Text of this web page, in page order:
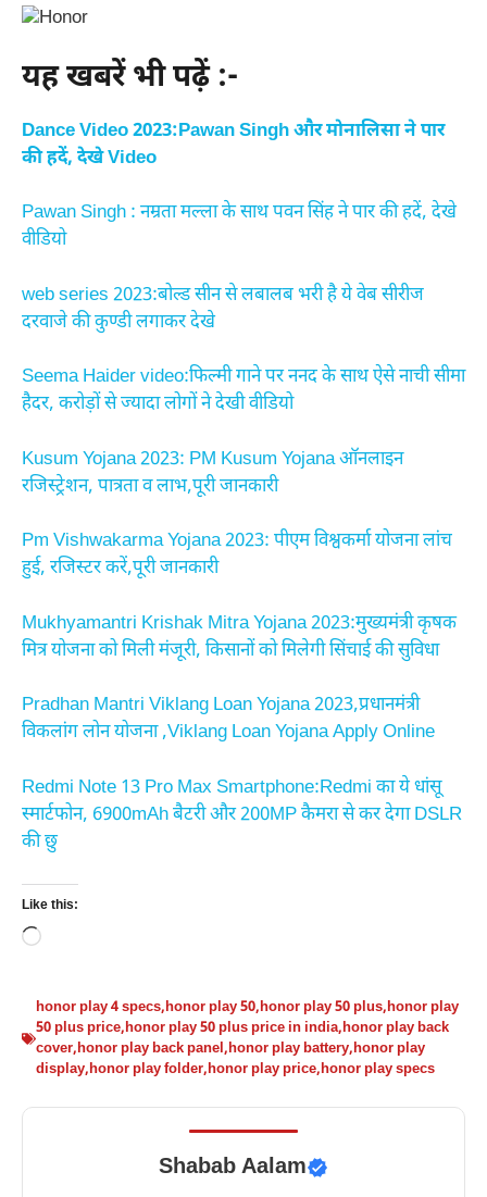
यह खबरें भी पढ़ें :-
Dance Video 2023:Pawan Singh और मोनालिसा ने पार
की हदें, देखे Video
Pawan Singh : नम्रता मल्ला के साथ पवन सिंह ने पार की हदें, देखे
वीडियो
web series 2023:बोल्ड सीन से लबालब भरी है ये वेब सीरीज
दरवाजे की कुण्डी लगाकर देखे
Seema Haider video:फिल्मी गाने पर ननद के साथ ऐसे नाची सीमा
हैदर, करोड़ों से ज्यादा लोगों ने देखी वीडियो
Kusum Yojana 2023: PM Kusum Yojana ऑनलाइन
रजिस्ट्रेशन, पात्रता व लाभ,पूरी जानकारी
Pm Vishwakarma Yojana 2023: पीएम विश्वकर्मा योजना लांच
हुई, रजिस्टर करें,पूरी जानकारी
Mukhyamantri Krishak Mitra Yojana 2023:मुख्यमंत्री कृषक
मित्र योजना को मिली मंजूरी, किसानों को मिलेगी सिंचाई की सुविधा
Pradhan Mantri Viklang Loan Yojana 2023,प्रधानमंत्री
विकलांग लोन योजना ,Viklang Loan Yojana Apply Online
Redmi Note 13 Pro Max Smartphone:Redmi का ये धांसू
स्मार्टफोन, 6900mAh बैटरी और 200MP कैमरा से कर देगा DSLR
की छु
Like this:
Loading…
honor play 4 specs,honor play 50,honor play 50 plus,honor play
50 plus price,honor play 50 plus price in india,honor play back
cover,honor play back panel,honor play battery,honor play
display,honor play folder,honor play price,honor play specs
Shabab Aalam